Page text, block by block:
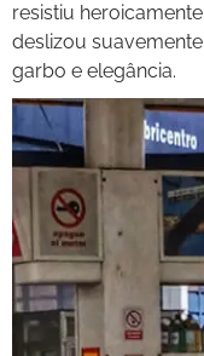
resistiu
deslizou
garbo e elegância.